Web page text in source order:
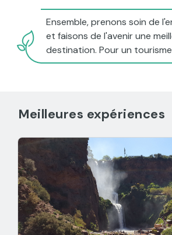
Ensemble, prenons soin de
et faisons de l'avenir une
destination. Pour un
Meilleures expériences